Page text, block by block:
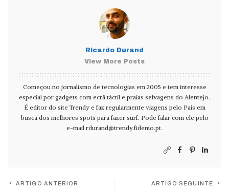
Ricardo Durand
View More Posts
Começou no jornalismo de tecnologias em 2005 e tem interesse
especial por gadgets com ecrã táctil e praias selvagens do Alentejo.
É editor do site Trendy e faz regularmente viagens pelo País em
busca dos melhores spots para fazer surf. Pode falar com ele pelo
e-mail rdurand@trendy.fidemo.pt.
ARTIGO ANTERIOR ARTIGO SEGUINTE